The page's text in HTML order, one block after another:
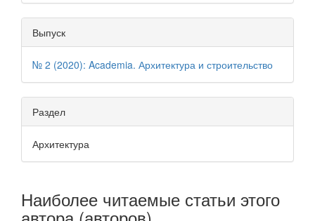
Выпуск
№ 2 (2020): Academia. Архитектура и строительство
Раздел
Архитектура
Наиболее читаемые статьи этого